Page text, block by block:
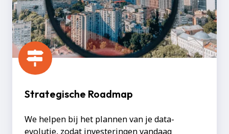
Strategische Roadmap
We helpen bij het plannen van je data-
evolutie, zodat investeringen vandaag